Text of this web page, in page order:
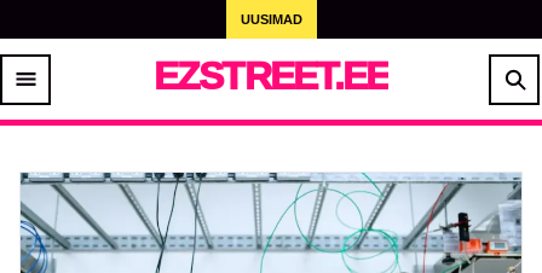
UUSIMAD
EZSTREET.EE